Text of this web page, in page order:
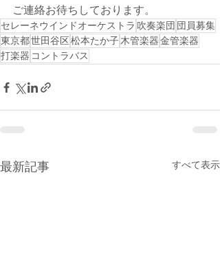
ご連絡お待ちしております。
セレーネウインドオーケストラ 吹奏楽団 団員募集
東京都世田谷区松本たか子木管楽器金管楽器
打楽器 コントラバス
最新記事 すべて表示